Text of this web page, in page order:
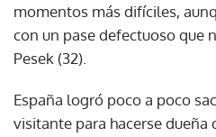
momentos más difíciles,
con un pase defectuoso que
Pesek (32).
España logró poco a poco
visitante para hacerse dueña